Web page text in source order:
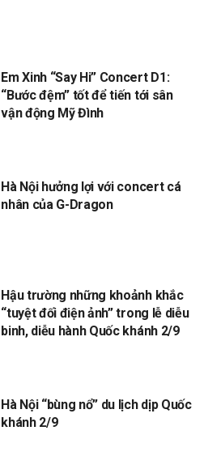
Em Xinh “Say Hi” Concert D1:
“Bước đệm” tốt để tiến tới sân
vận động Mỹ Đình
Hà Nội hưởng lợi với concert cá
nhân của G-Dragon
Hậu trường những khoảnh khắc
“tuyệt đối điện ảnh” trong lễ diễu
binh, diễu hành Quốc khánh 2/9
Hà Nội “bùng nổ” du lịch dịp Quốc
khánh 2/9